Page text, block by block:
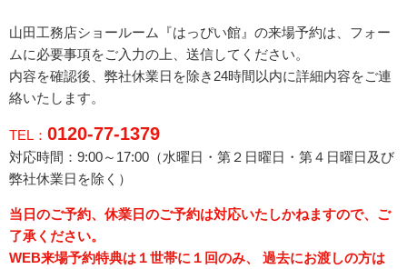
山田工務店ショールーム『はっぴい館』の来場予約は、フォー
ムに必要事項をご入力の上、送信してください。
内容を確認後、弊社休業日を除き24時間以内に詳細内容をご連
絡いたします。
TEL： 0120-77-1379
対応時間：9:00～17:00（水曜日・ 第２日曜日・第４日曜日 及び
弊社休業日を除く）
当日のご予約、休業日のご予約は対応いたしかねますので、ご
了承ください。
WEB来場予約特典は１世帯に１回のみ、 過去にお渡しの方は